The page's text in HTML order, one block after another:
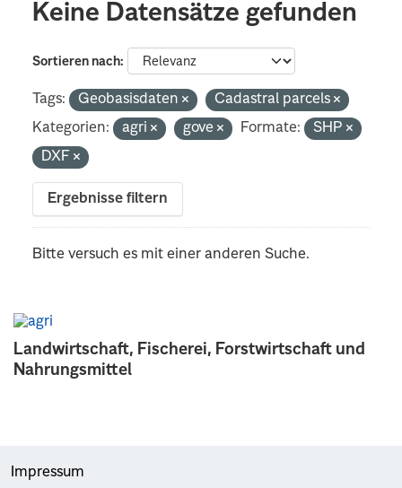
Landwirtschaft, Fischerei, Forstwirtschaft und
Nahrungsmittel
Keine Datensätze gefunden
Sortieren nach
Tags: Geobasisdaten
Cadastral parcels
Kategorien:
agri gove Formate:
SHP
DXF
Ergebnisse filtern
Bitte versuch es mit einer anderen Suche.
Impressum